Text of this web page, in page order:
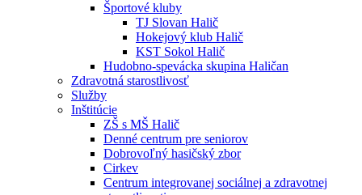
Športové kluby
TJ Slovan Halič
Hokejový klub Halič
KST Sokol Halič
Hudobno-spevácka skupina Haličan
Zdravotná starostlivosť
Služby
Inštitúcie
ZŠ s MŠ Halič
Denné centrum pre seniorov
Dobrovoľný hasičský zbor
Cirkev
Centrum integrovanej sociálnej a zdravotnej